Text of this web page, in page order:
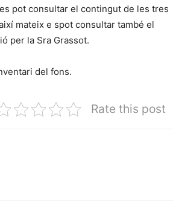
pot consultar el contingut de les tres
mateix e spot consultar també el
per la Sra Grassot.
del fons.
Rate this post